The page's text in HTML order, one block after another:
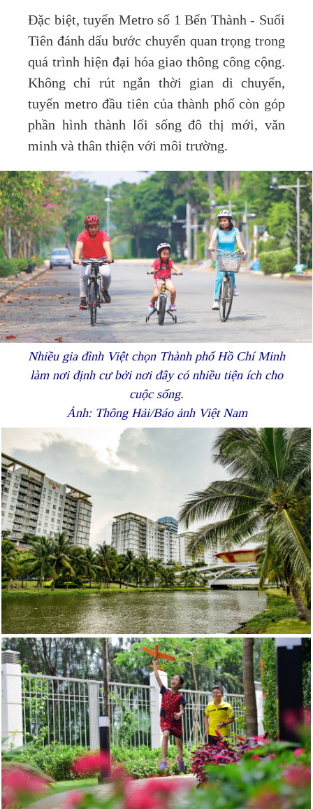
Đặc biệt, tuyến Metro số 1 Bến Thành - Suối
Tiên đánh dấu bước chuyển quan trọng trong
quá trình hiện đại hóa giao thông công cộng.
Không chỉ rút ngắn thời gian di chuyển,
tuyến metro đầu tiên của thành phố còn góp
phần hình thành lối sống đô thị mới, văn
minh và thân thiện với môi trường.
Nhiều gia đình Việt chọn Thành phố Hồ Chí Minh
làm nơi định cư bởi nơi đây có nhiều tiện ích cho
cuộc sống.
Ảnh: Thông Hải/Báo ảnh Việt Nam